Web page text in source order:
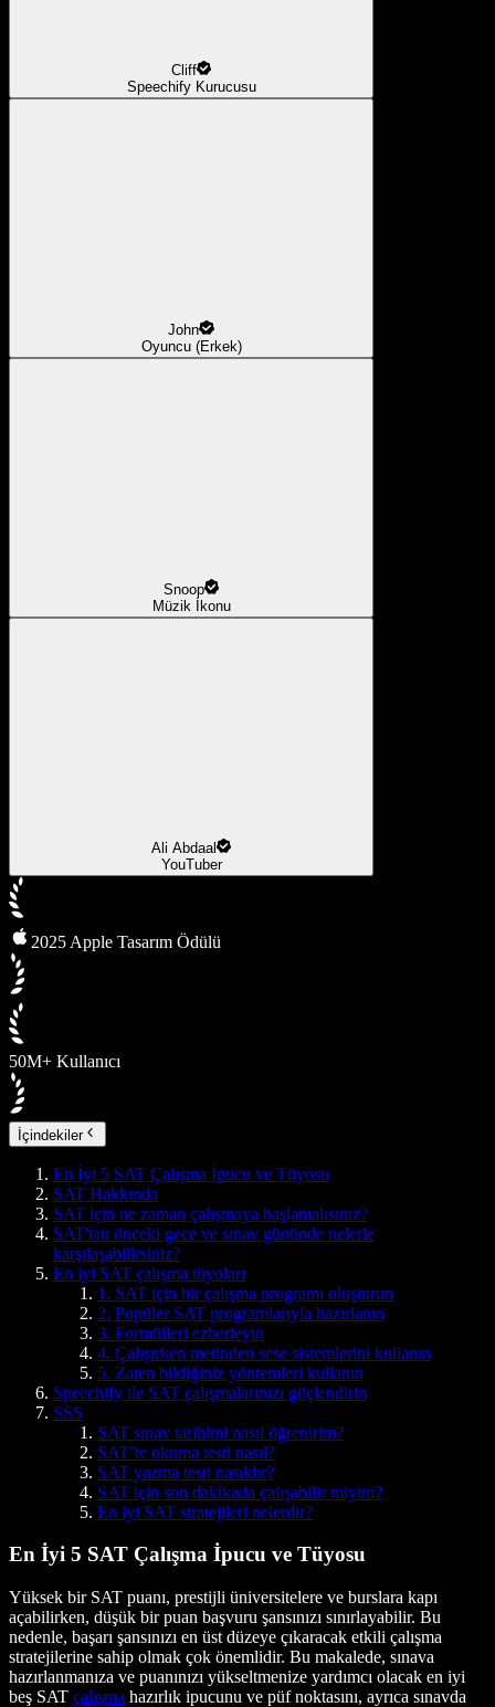
Cliff
Speechify Kurucusu
John
Oyuncu (Erkek)
Snoop
Müzik İkonu
Ali Abdaal
YouTuber
2025 Apple Tasarım Ödülü
50M+ Kullanıcı
İçindekiler
En İyi 5 SAT Çalışma İpucu ve Tüyosu
SAT Hakkında
SAT için ne zaman çalışmaya başlamalısınız?
SAT'tan önceki gece ve sınav gününde nelerle
karşılaşabilirsiniz?
En iyi SAT çalışma tüyoları
1. SAT için bir çalışma programı oluşturun
2. Popüler SAT programlarıyla hazırlanın
3. Formülleri ezberleyin
4. Çalışırken metinden sese sistemlerini kullanın
5. Zaten bildiğiniz yöntemleri kullanın
Speechify ile SAT çalışmalarınızı güçlendirin
SSS
SAT sınav tarihimi nasıl öğrenirim?
SAT’te okuma testi nasıl?
SAT yazma testi nasıldır?
SAT için son dakikada çalışabilir miyim?
En iyi SAT stratejileri nelerdir?
En İyi 5 SAT Çalışma İpucu ve Tüyosu
Yüksek bir SAT puanı, prestijli üniversitelere ve burslara kapı
açabilirken, düşük bir puan başvuru şansınızı sınırlayabilir. Bu
nedenle, başarı şansınızı en üst düzeye çıkaracak etkili çalışma
stratejilerine sahip olmak çok önemlidir. Bu makalede, sınava
hazırlanmanıza ve puanınızı yükseltmenize yardımcı olacak en iyi
beş SAT çalışma hazırlık ipucunu ve püf noktasını, ayrıca sınavda